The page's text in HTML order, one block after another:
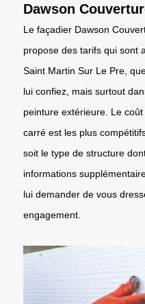
Dawson
Le façadier Dawson
propose des tarifs qui sont
Saint Martin Sur Le Pre,
lui confiez, mais surtout
peinture extérieure. Le
carré est les plus
soit le type de structure
informations
lui demander de vous
engagement.